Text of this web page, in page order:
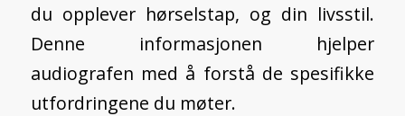
du opplever hørselstap, og din livsstil.
Denne informasjonen hjelper
audiografen med å forstå de spesifikke
utfordringene du møter.